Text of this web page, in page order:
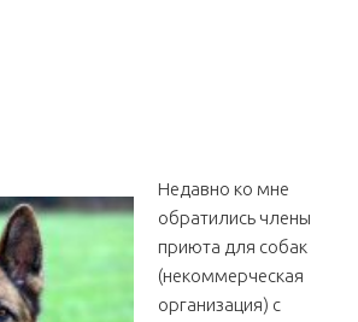
Недавно ко мне
обратились члены
приюта для собак
(некоммерческая
организация) с